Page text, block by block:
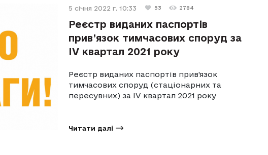
5 січня 2022 г. 10:33 53 2784
Реєстр виданих паспортів
прив’язок тимчасових споруд за
IV квартал 2021 року
Реєстр виданих паспортів прив’язок
тимчасових споруд (стаціонарних та
пересувних) за IV квартал 2021 року
Читати далі